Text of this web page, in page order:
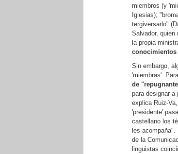
miembros (y
Iglesias);
tergiversarlo"
Salvador, quien
la propia
Sin embargo,
'miembras'.
de
para designar a
explica Ruiz-
'presidente'
castellano los
les
de la
lingüistas